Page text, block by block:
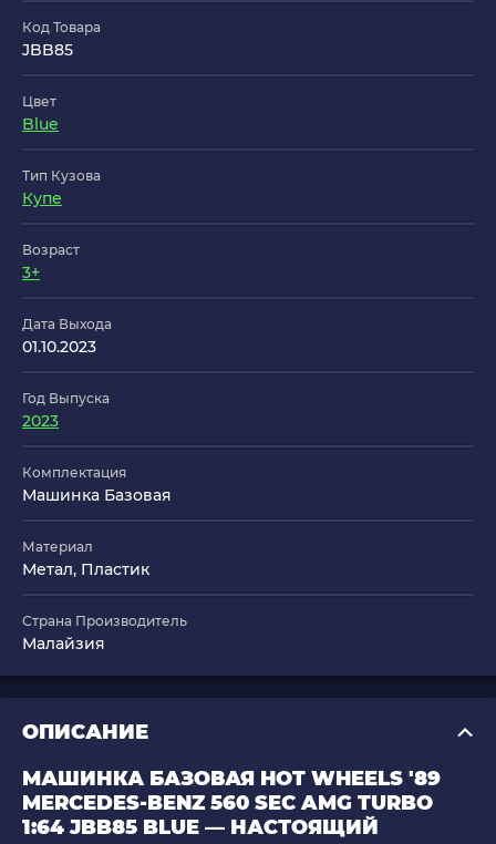
Код Товара
JBB85
Цвет
Blue
Тип Кузова
Купе
Возраст
3+
Дата Выхода
01.10.2023
Год Выпуска
2023
Комплектация
Машинка Базовая
Материал
Метал, Пластик
Страна Производитель
Малайзия
ОПИСАНИЕ
МАШИНКА БАЗОВАЯ HOT WHEELS '89
MERCEDES-BENZ 560 SEC AMG TURBO
1:64 JBB85 BLUE — НАСТОЯЩИЙ